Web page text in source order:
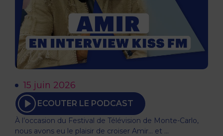
15 juin 2026
ECOUTER LE PODCAST
À l’occasion du Festival de Télévision de Monte-Carlo,
nous avons eu le plaisir de croiser Amir… et …